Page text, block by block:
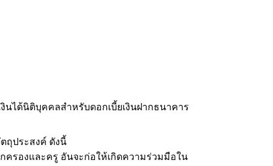
ได้นิติบุคคลสำหรับดอกเบี้ยเงินฝากธนาคาร
ถุประสงค์ ดังนี้
ครองและครู อันจะก่อให้เกิดความร่วมมือใน